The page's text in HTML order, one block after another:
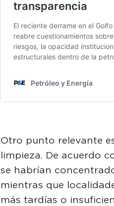
Otro punto relevante
limpieza. De acuerdo
se habrían
mientras que
más tardías o